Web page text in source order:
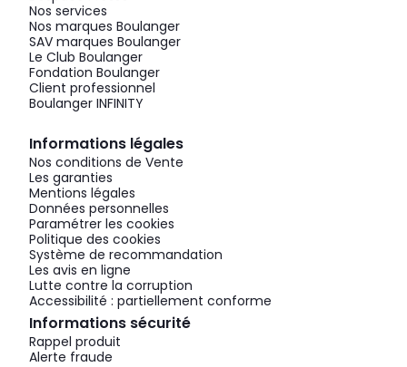
Nos services
Nos marques Boulanger
SAV marques Boulanger
Le Club Boulanger
Fondation Boulanger
Client professionnel
Boulanger INFINITY
Informations légales
Nos conditions de Vente
Les garanties
Mentions légales
Données personnelles
Paramétrer les cookies
Politique des cookies
Système de recommandation
Les avis en ligne
Lutte contre la corruption
Accessibilité : partiellement conforme
Informations sécurité
Rappel produit
Alerte fraude